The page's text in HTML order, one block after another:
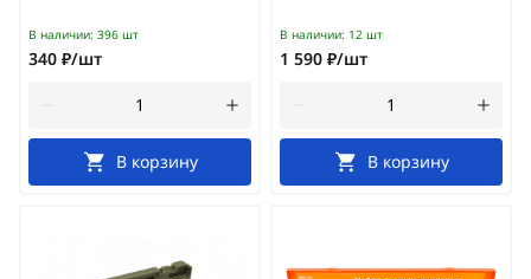
В наличии: 396 шт
340 ₽/шт
В корзину
В наличии: 12 шт
1 590 ₽/шт
В корзину